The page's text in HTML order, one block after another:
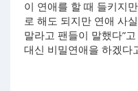
이 연애를 할 때 들키지
로 해도 되지만 연애 사
말라고 팬들이 말했다”
대신 비밀연애을 하겠다